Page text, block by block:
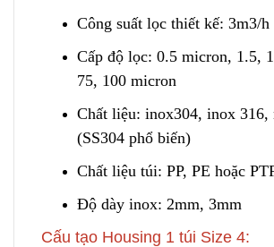
Công suất lọc thiết kế: 3m3/h
Cấp độ lọc: 0.5 micron, 1.5,
75, 100 micron
Chất liệu: inox304, inox 316,
(SS304 phổ biến)
Chất liệu túi: PP, PE hoặc
Độ dày inox: 2mm, 3mm
Cấu tạo Housing 1 túi Size 4: